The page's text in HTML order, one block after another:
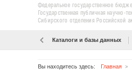
Федеральное государственное
Государственная публичная научно-
Сибирского отделения Российской
Каталоги и базы данных
Вы находитесь здесь: Главная